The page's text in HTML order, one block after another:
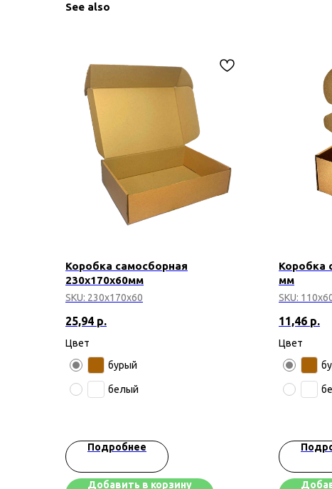
See also
Коробка самосборная
230х170х60мм
SKU: 230х170х60
25,94 р.
Цвет
бурый
белый
Подробнее
Добавить в корзину
Коробка
мм
SKU:
11,46 р.
Цвет